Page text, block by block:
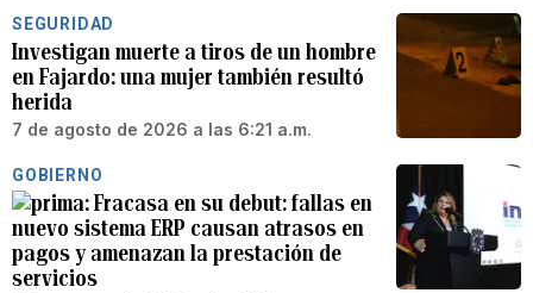
SEGURIDAD
Investigan muerte a tiros de un hombre
en Fajardo: una mujer también resultó
herida
7 de agosto de 2026 a las 6:21 a.m.
GOBIERNO
Fracasa en su debut: fallas en
nuevo sistema ERP causan atrasos en
pagos y amenazan la prestación de
servicios